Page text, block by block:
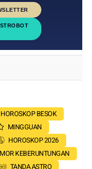
HOROSKOP BESOK
MINGGUAN
HOROSKOP 2026
KEBERUNTUNGAN
TANDA ASTRO